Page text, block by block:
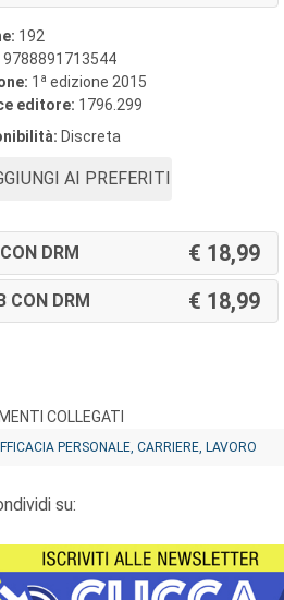
192
9788891713544
1 a edizione 2015
editore: 1796.299
Discreta
AI PREFERITI
DRM 18,99
CON DRM 18,99
COLLEGATI
PERSONALE, CARRIERE, LAVORO
su: